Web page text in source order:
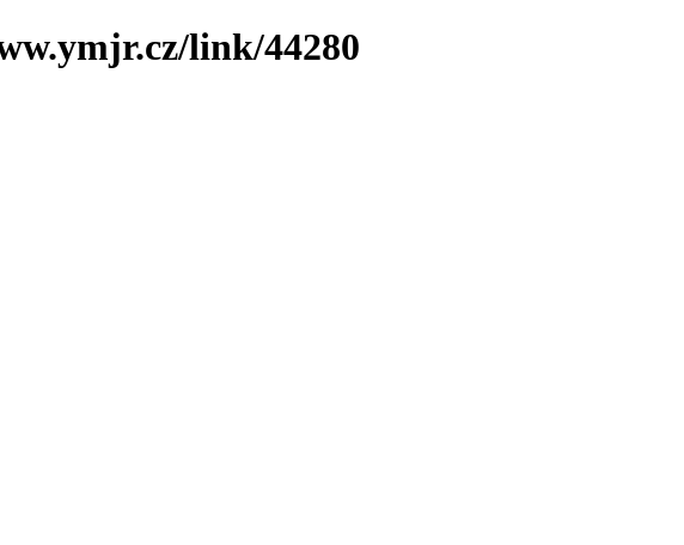
link/44280